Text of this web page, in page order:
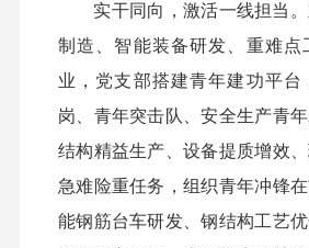
实干同向，激活一线担当。
制造、智能装备研发、重难点
业，党支部搭建青年建功平台
岗、青年突击队、安全生产青
结构精益生产、设备提质增效
急难险重任务，组织青年冲锋
能钢筋台车研发、钢结构工艺